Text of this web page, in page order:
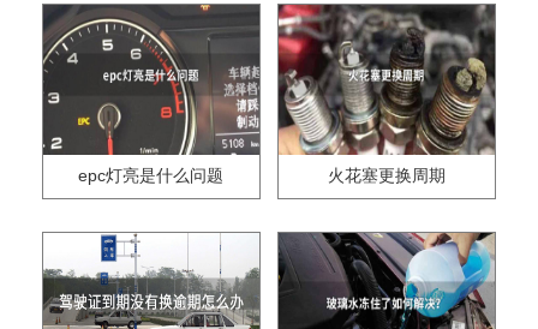
epc灯亮是什么问题 火花塞更换周期